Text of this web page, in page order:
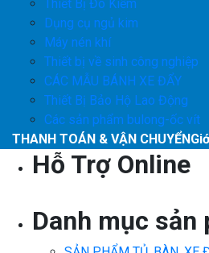
Thiết Bị Đo Kiểm
Dụng cụ ngủ kim
Máy nén khí
Thiết bị về sinh công nghiệp
CÁC MẪU BÁNH XE ĐẨY
Thiết Bị Bảo Hộ Lao Động
Các sản phẩm bulong-ốc vít
THANH TOÁN & VẬN CHUYỂN
Hỗ Trợ Online
Danh mục sản